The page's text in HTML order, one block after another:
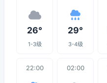
26°
1-3级
29°
3-4级
22:00 02:00